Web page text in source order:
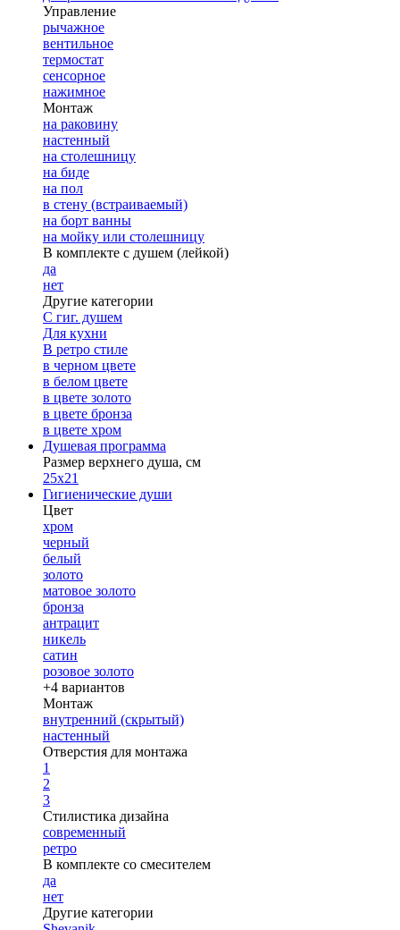
Управление
рычажное
вентильное
термостат
сенсорное
нажимное
Монтаж
на раковину
настенный
на столешницу
на биде
на пол
в стену (встраиваемый)
на борт ванны
на мойку или столешницу
В комплекте с душем (лейкой)
да
нет
Другие категории
С гиг. душем
Для кухни
В ретро стиле
в черном цвете
в белом цвете
в цвете золото
в цвете бронза
в цвете хром
Душевая программа
Размер верхнего душа, см
25х21
Гигиенические души
Цвет
хром
черный
белый
золото
матовое золото
бронза
антрацит
никель
сатин
розовое золото
+4 вариантов
Монтаж
внутренний (скрытый)
настенный
Отверстия для монтажа
1
2
3
Стилистика дизайна
современный
ретро
В комплекте со смесителем
да
нет
Другие категории